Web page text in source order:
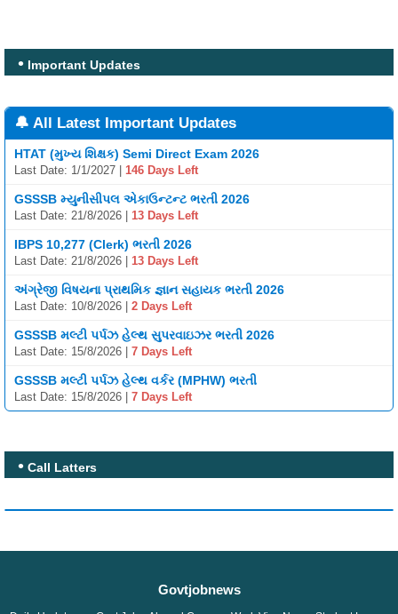
Important Updates
🔔 All Latest Important Updates
HTAT (મુખ્ય શિક્ષક) Semi Direct Exam 2026
Last Date: 1/1/2027 | 146 Days Left
GSSSB મ્યુનીસીપલ એકાઉન્ટન્ટ ભરતી 2026
Last Date: 21/8/2026 | 13 Days Left
IBPS 10,277 (Clerk) ભરતી 2026
Last Date: 21/8/2026 | 13 Days Left
અંગ્રેજી વિષયના પ્રાથમિક જ્ઞાન સહાયક ભરતી 2026
Last Date: 10/8/2026 | 2 Days Left
GSSSB મલ્ટી પર્પઝ હેલ્થ સુપરવાઇઝર ભરતી 2026
Last Date: 15/8/2026 | 7 Days Left
GSSSB મલ્ટી પર્પઝ હેલ્થ વર્કર (MPHW) ભરતી
Last Date: 15/8/2026 | 7 Days Left
Call Latters
Govtjobnews